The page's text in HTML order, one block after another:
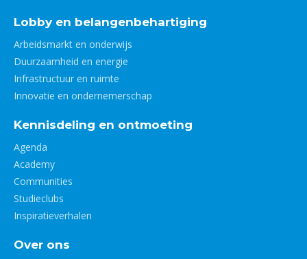
Lobby en belangenbehartiging
Arbeidsmarkt en onderwijs
Duurzaamheid en energie
Infrastructuur en ruimte
Innovatie en ondernemerschap
Kennisdeling en ontmoeting
Agenda
Academy
Communities
Studieclubs
Inspiratieverhalen
Over ons